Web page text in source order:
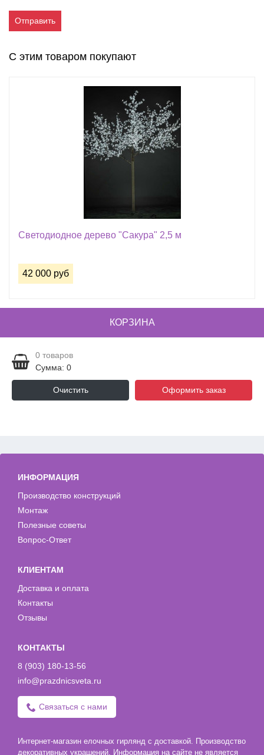
Отправить
С этим товаром покупают
Светодиодное дерево "Сакура" 2,5 м
42 000 руб
КОРЗИНА
0 товаров
Сумма: 0
Очистить Оформить заказ
ИНФОРМАЦИЯ
Производство конструкций
Монтаж
Полезные советы
Вопрос-Ответ
КЛИЕНТАМ
Доставка и оплата
Контакты
Отзывы
КОНТАКТЫ
8 (903) 180-13-56
info@prazdnicsveta.ru
Связаться с нами
Интернет-магазин елочных гирлянд с доставкой. Производство
декоративных украшений. Информация на сайте не является